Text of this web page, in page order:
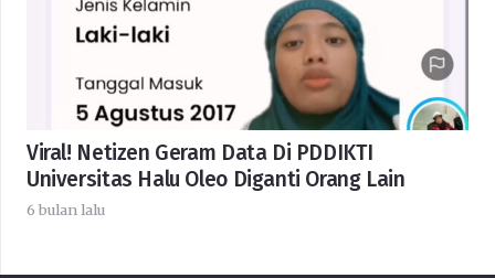
Viral! Netizen Geram Data Di PDDIKTI
Universitas Halu Oleo Diganti Orang Lain
6 bulan lalu